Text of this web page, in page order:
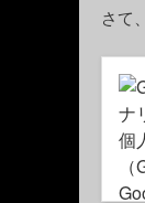
さて